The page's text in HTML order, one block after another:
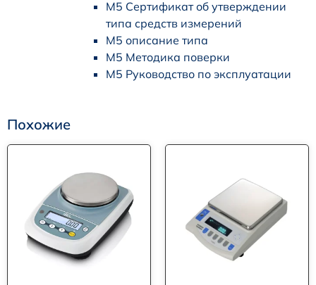
M5 Сертификат об утверждении
типа средств измерений
M5 описание типа
M5 Методика поверки
M5 Руководство по эксплуатации
Похожие